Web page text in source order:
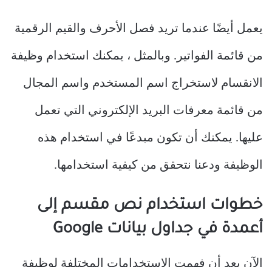
يعمل أيضًا عندما تريد فصل الأحرف والقيم الرقمية
من قائمة الفواتير. وبالمثل ، يمكنك استخدام وظيفة
الانقسام لاستخراج اسم المستخدم واسم المجال
من قائمة معرفات البريد الإلكتروني التي تعمل
عليها. يمكنك أن تكون مبدعًا في استخدام هذه
الوظيفة ودعنا نتحقق من كيفية استخدامها.
خطوات استخدام نص مقسم إلى
أعمدة في جداول بيانات Google
الآن بعد أن فهمت الاستخدامات المختلفة لوظيفة